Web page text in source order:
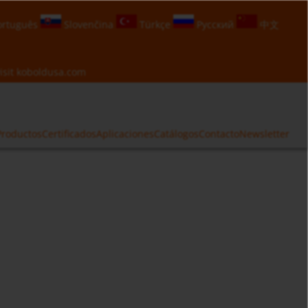
Slovenčina Türkçe Русский
中文
koboldusa.com
CertificadosAplicaciones Catálogos ContactoNewsletter